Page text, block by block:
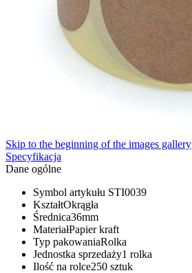
Skip to the beginning of the images gallery
Specyfikacja
Dane ogólne
Symbol artykułu STI0039
KształtOkrągła
Średnica36mm
MateriałPapier kraft
Typ pakowaniaRolka
Jednostka sprzedaży1 rolka
Ilość na rolce250 sztuk